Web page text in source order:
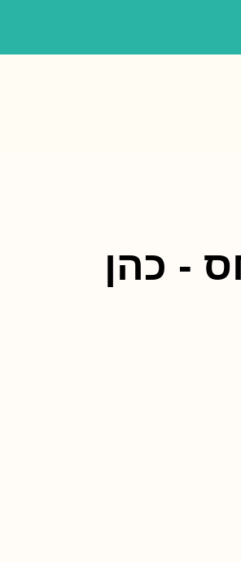
- כהן